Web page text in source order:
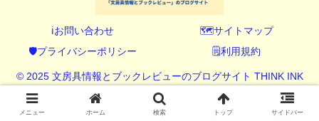
ℹ️お問い合わせ
🗺️サイトマップ
🛡️プライバシーポリシー
🗒️利用規約
© 2025 文房具情報とブックレビューのブログサイト THINK INK
NOW (シンク インク ナウ).
メニュー ホーム 検索 トップ サイドバー